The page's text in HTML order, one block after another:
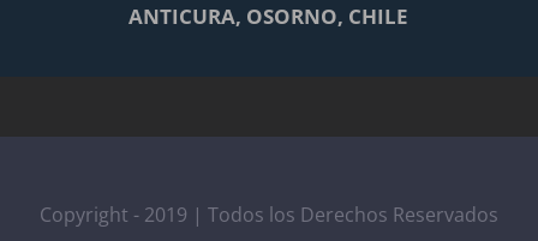
ANTICURA, OSORNO, CHILE
Copyright - 2019 | Todos los Derechos Reservados